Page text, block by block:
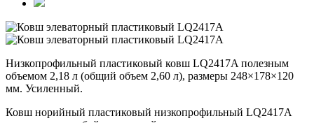
Низкопрофильный пластиковый ковш LQ2417A полезным
объемом 2,18 л (общий объем 2,60 л), размеры 248×178×120
мм. Усиленный.
Ковш норийный пластиковый низкопрофильный LQ2417A